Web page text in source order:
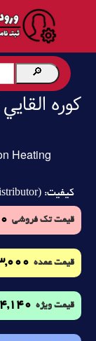
کوره
Heating
کیفیت:
قیمت تک فروشی
قیمت عمده
قیمت ویژه